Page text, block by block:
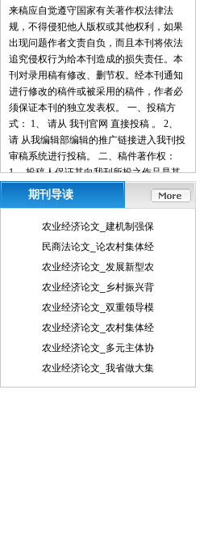
来稿应自觉遵守国家有关著作权法律法
规，不得侵犯他人版权或其他权利，如果
出现问题作者文责自负，而且本刊将依法
追究侵权行为给本刊造成的损失责任。本
刊对录用稿有修改、删节权。经本刊通知
进行修改的稿件或被采用的稿件，作者必
须保证本刊的独立发表权。 一、投稿方
式： 1、 请从 我刊官网 直接投稿 。 2、
请 从我编辑部编辑的推广链接进入我刊投
审稿系统进行投稿。 二、稿件著作权：
1、 投稿人保证其向我刊所投之作品是其
本人或与他人合作创作之成果，或对所投
作品拥有合法的著作权，无第三人对其作
品提出可成立之权利主张。 2、 投稿人保
发表。 3、 投稿人保证其作品不含有违反
宪法、法律及损害社会公共利益之内容。
4、 投稿人向我刊所投之作品不得同时向
第三方投送，即不允许一稿多投。 5、 投
包括但不限于：通过网络向公众传播、复
制、摘编、表演、播放、展览、发行、摄
制电影、电视、录像制品、录制录音制
期刊导读
农业经济论文_建机制强保
民商法论文_论农村集体经
农业经济论文_发展新型农
农业经济论文_乡村振兴背
农业经济论文_双重领导模
农业经济论文_农村集体经
农业经济论文_多元主体协
农业经济论文_我省做大集